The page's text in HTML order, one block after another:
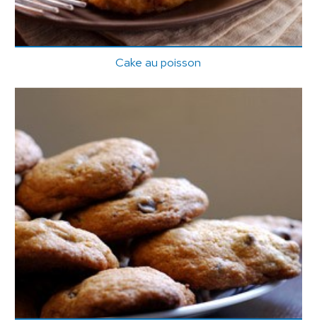
Cake au poisson